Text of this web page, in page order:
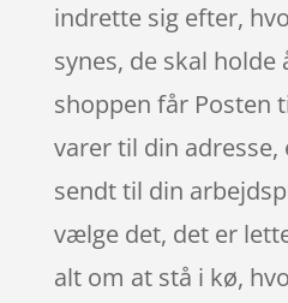
indrette sig efter,
synes, de skal holde
shoppen får Posten
varer til din adresse,
sendt til din
vælge det, det er
alt om at stå i kø,